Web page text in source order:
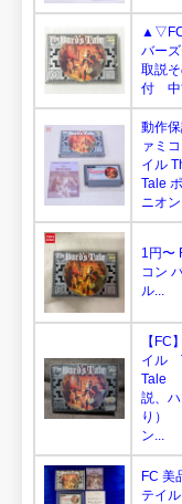
バー
取説
付
動作
ァミ
イル
Tale
ニオ
1円〜
コン
ル...
【FC
イル
Tale
説、
り）
ン...
FC
テイ